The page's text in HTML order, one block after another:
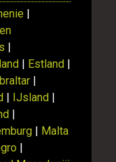
|
|
| Estland |
|
| IJsland |
|
| Malta
|